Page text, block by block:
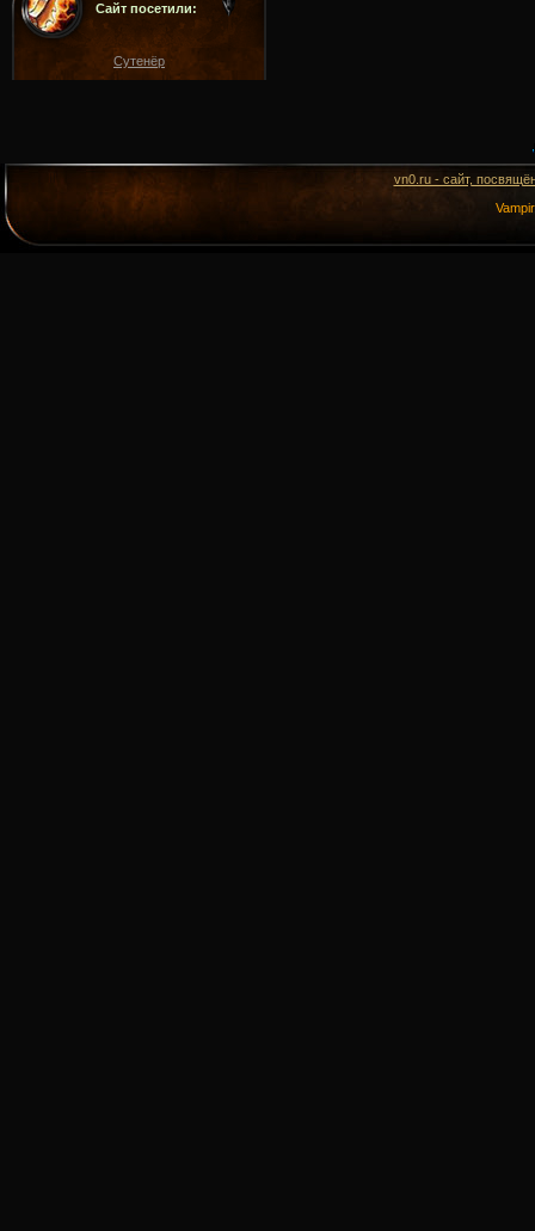
Сайт посетили:
Сутенёр
vn0.ru - сайт,